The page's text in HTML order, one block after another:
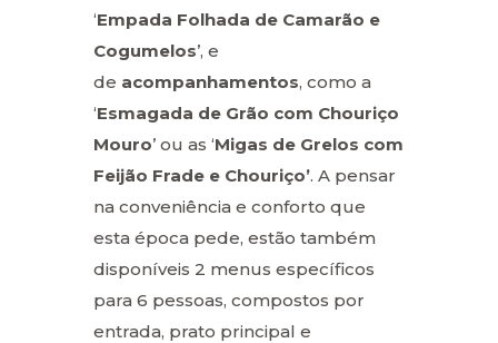
‘Empada Folhada de Camarão e
Cogumelos’, e
de acompanhamentos, como a
‘Esmagada de Grão com Chouriço
Mouro’ ou as ‘Migas de Grelos com
Feijão Frade e Chouriço’. A pensar
na conveniência e conforto que
esta época pede, estão também
disponíveis 2 menus específicos
para 6 pessoas, compostos por
entrada, prato principal e